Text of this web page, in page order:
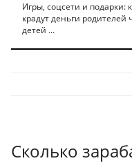
Игры, соцсети и подарки:
крадут деньги
детей ...
Сколько